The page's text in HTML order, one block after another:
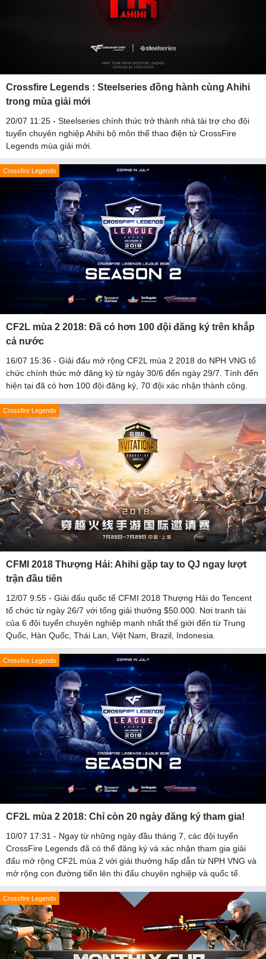
Crossfire Legends : Steelseries đồng hành cùng Ahihi
trong mùa giải mới
20/07 11:25 - Steelseries chính thức trở thành nhà tài trợ cho đội
tuyển chuyên nghiệp Ahihi bộ môn thể thao điện tử CrossFire
Legends mùa giải mới.
Crossfire Legends
CF2L mùa 2 2018: Đã có hơn 100 đội đăng ký trên khắp
cả nước
16/07 15:36 - Giải đấu mở rộng CF2L mùa 2 2018 do NPH VNG tổ
chức chính thức mở đăng ký từ ngày 30/6 đến ngày 29/7. Tính đến
hiện tại đã có hơn 100 đội đăng ký, 70 đội xác nhận thành công.
Crossfire Legends
CFMI 2018 Thượng Hải: Ahihi gặp tay to QJ ngay lượt
trận đầu tiên
12/07 9:55 - Giải đấu quốc tế CFMI 2018 Thượng Hải do Tencent
tổ chức từ ngày 26/7 với tổng giải thưởng $50.000. Nơi tranh tài
của 6 đội tuyển chuyên nghiệp mạnh nhất thế giới đến từ Trung
Quốc, Hàn Quốc, Thái Lan, Việt Nam, Brazil, Indonesia.
Crossfire Legends
CF2L mùa 2 2018: Chỉ còn 20 ngày đăng ký tham gia!
10/07 17:31 - Ngay từ những ngày đầu tháng 7, các đội tuyển
CrossFire Legends đã có thể đăng ký và xác nhận tham gia giải
đấu mở rộng CF2L mùa 2 với giải thưởng hấp dẫn từ NPH VNG và
mở rộng con đường tiến lên thi đấu chuyên nghiệp và quốc tế.
Crossfire Legends